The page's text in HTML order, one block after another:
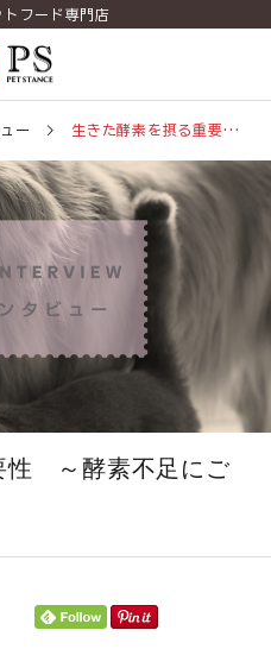
トフード専門店
ー 生きた酵素を摂る重要性 ～酵素不足にご注意ください～
性 ～酵素不足にご